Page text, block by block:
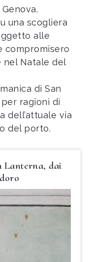
una scogliera
alle
compromisero
nel Natale del
di San
ragioni di
dell’attuale via
del porto.
Lanterna, dai